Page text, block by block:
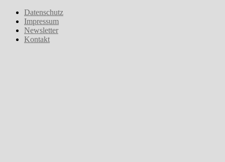
Zum
Inhalt
springen
Datenschutz
Impressum
Newsletter
Kontakt